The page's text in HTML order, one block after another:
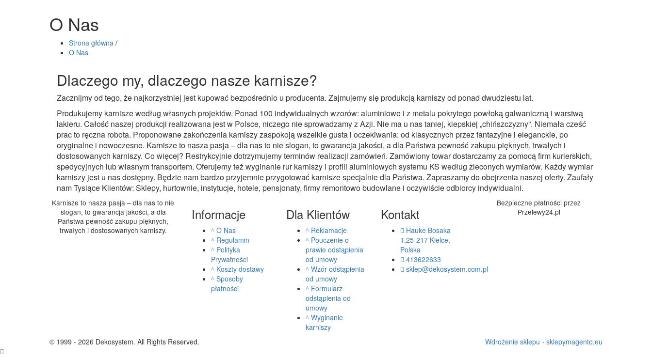
O Nas
Strona główna /
O Nas
Dlaczego my, dlaczego nasze karnisze?
Zacznijmy od tego, że najkorzystniej jest kupować bezpośrednio u producenta. Zajmujemy się produkcją karniszy od ponad dwudziestu lat.
Produkujemy karnisze według własnych projektów. Ponad 100 indywidualnych wzorów: aluminiowe i z metalu pokrytego powłoką galwaniczną i warstwą
lakieru. Całość naszej produkcji realizowana jest w Polsce, niczego nie sprowadzamy z Azji. Nie ma u nas taniej, kiepskiej „chińszczyzny”. Niemała cześć
prac to ręczna robota. Proponowane zakończenia karniszy zaspokoją wszelkie gusta i oczekiwania: od klasycznych przez fantazyjne i eleganckie, po
oryginalne i nowoczesne. Karnisze to nasza pasja – dla nas to nie slogan, to gwarancja jakości, a dla Państwa pewność zakupu pięknych, trwałych i
dostosowanych karniszy. Co więcej? Restrykcyjnie dotrzymujemy terminów realizacji zamówień. Zamówiony towar dostarczamy za pomocą firm kurierskich,
spedycyjnych lub własnym transportem. Oferujemy też wyginanie rur karniszy i profili aluminiowych systemu KS według zleconych wymiarów. Każdy wymiar
karniszy jest u nas dostępny. Będzie nam bardzo przyjemnie przygotować karnisze specjalnie dla Państwa. Zapraszamy do obejrzenia naszej oferty. Zaufały
nam Tysiące Klientów: Sklepy, hurtownie, instytucje, hotele, pensjonaty, firmy remontowo budowlane i oczywiście odbiorcy indywidualni.
Karnisze to nasza pasja – dla nas to nie
slogan, to gwarancja jakości, a dla
Państwa pewność zakupu pięknych,
trwałych i dostosowanych karniszy.
Informacje
O Nas
Regulamin
Polityka
Prywatności
Koszty dostawy
Sposoby
płatności
Dla Klientów
Reklamacje
Pouczenie o
prawie odstąpienia
od umowy
Wzór odstąpienia
od umowy
Formularz
odstąpienia od
umowy
Wyginanie
karniszy
Kontakt
Hauke Bosaka
1,25-217 Kielce,
Polska
413622633
sklep@dekosystem.com.pl
Bezpieczne płatności przez
Przelewy24.pl
© 1999 - 2026 Dekosystem. All Rights Reserved.
Wdrożenie sklepu - sklepymagento.eu